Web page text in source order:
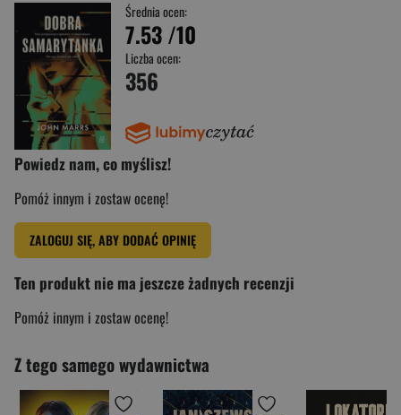
Średnia ocen:
7.53/10
Liczba ocen:
356
Powiedz nam, co myślisz!
Pomóż innym i zostaw ocenę!
ZALOGUJ SIĘ, ABY DODAĆ OPINIĘ
Ten produkt nie ma jeszcze żadnych recenzji
Pomóż innym i zostaw ocenę!
Z tego samego wydawnictwa